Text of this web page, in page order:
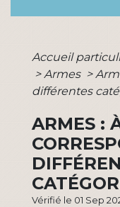
Accueil
> Armes >
différentes
ARMES :
Vérifié le 01 Sep